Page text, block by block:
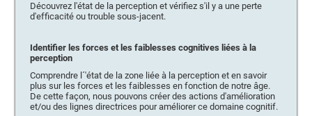
Découvrez l'état de la perception et vérifiez s'il y a une perte
d'efficacité ou trouble sous-jacent.
Identifier les forces et les faiblesses cognitives liées à la
perception
Comprendre l´'état de la zone liée à la perception et en savoir
plus sur les forces et les faiblesses en fonction de notre âge.
De cette façon, nous pouvons créer des actions d'amélioration
et/ou des lignes directrices pour améliorer ce domaine cognitif.